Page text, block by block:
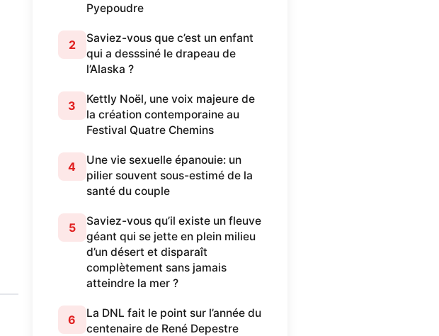
Pyepoudre
2
Saviez-vous que c’est un enfant
qui a desssiné le drapeau de
l’Alaska ?
3
Kettly Noël, une voix majeure de
la création contemporaine au
Festival Quatre Chemins
4
Une vie sexuelle épanouie: un
pilier souvent sous-estimé de la
santé du couple
5
Saviez-vous qu’il existe un fleuve
géant qui se jette en plein milieu
d’un désert et disparaît
complètement sans jamais
atteindre la mer ?
6
La DNL fait le point sur l’année du
centenaire de René Depestre